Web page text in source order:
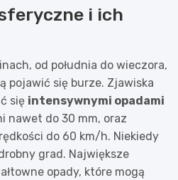
i ich
od południa do wieczora,
pojawić się burze. Zjawiska
się intensywnymi opadami
nawet do 30 mm, oraz
do 60 km/h. Niekiedy
grad. Największe
opady, które mogą